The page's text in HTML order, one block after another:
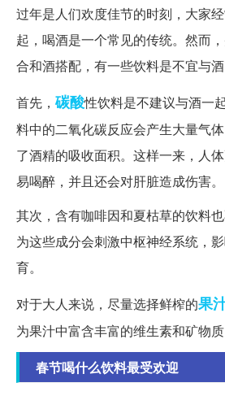
过年是人们欢度佳节的时刻，大家
起，喝酒是一个常见的传统。然而
合和酒搭配，有一些饮料是不宜与酒
首先， 碳酸性饮料是不建议与酒一
料中的二氧化碳反应会产生大量气
了酒精的吸收面积。这样一来，人
易喝醉，并且还会对肝脏造成伤害。
其次，含有咖啡因和夏枯草的饮料
为这些成分会刺激中枢神经系统，
育。
对于大人来说，尽量选择鲜榨的果
为果汁中富含丰富的维生素和矿物质
春节喝什么饮料最受欢迎